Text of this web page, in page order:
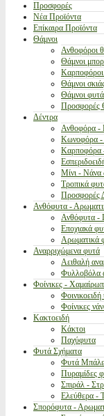
Προσφορές
Νέα Προϊόντα
Επίκαιρα Προϊόντα
Θάμνοι
Ανθοφόροι
Θάμνοι
Θάμνοι
Θάμνοι
Προσφορές
Δέντρα
Ανθοφόρα -
Κωνοφόρα -
Καρποφόρα
Μίνι - Νάνα
Τροπικά
Προσφορές
Ανθόφυτα -
Ανθόφυτα -
Εποχιακά
Αρωματικά
Αναρριχώμενα φυτά
Αειθαλή
Φυλλοβόλα
Φοίνικες -
Φοίνικες
Κακτοειδή
Κάκτοι
Παχύφυτα
Φυτά Σχήματα
Φυτά
Πυραμίδες
Σπιράλ -
Ελεύθερα -
Σπορόφυτα -